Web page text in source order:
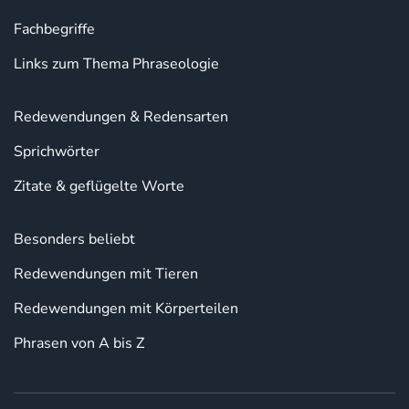
Fachbegriffe
Links zum Thema Phraseologie
Redewendungen & Redensarten
Sprichwörter
Zitate & geflügelte Worte
Besonders beliebt
Redewendungen mit Tieren
Redewendungen mit Körperteilen
Phrasen von A bis Z